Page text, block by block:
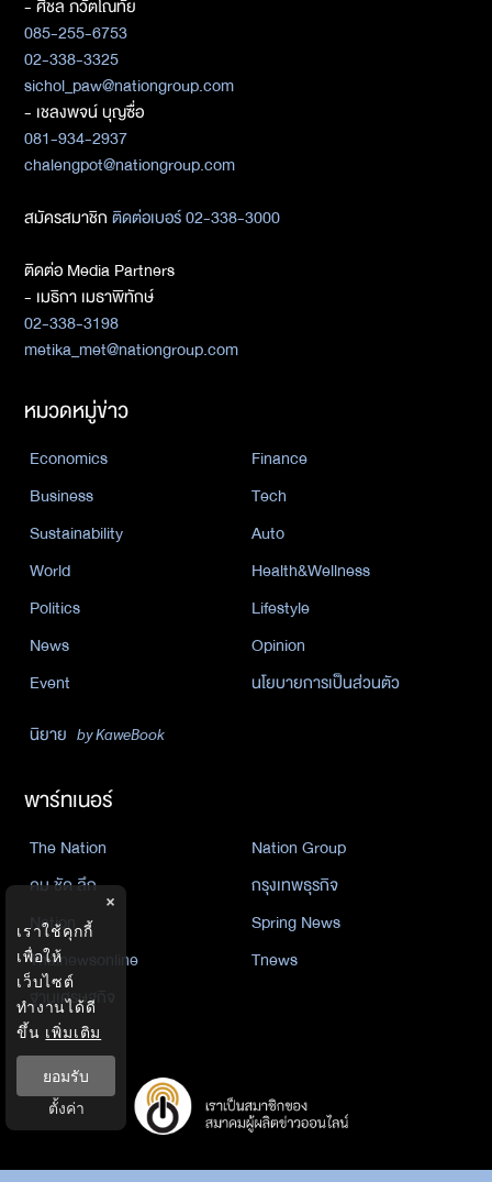
- ศิชล ภวัตโณทัย
085-255-6753
02-338-3325
sichol_paw@nationgroup.com
- เชลงพจน์ บุญซื่อ
081-934-2937
chalengpot@nationgroup.com
สมัครสมาชิกติดต่อเบอร์ 02-338-3000
ติดต่อ Media Partners
- เมธิกา เมธาพิทักษ์
02-338-3198
metika_met@nationgroup.com
หมวดหมู่ข่าว
Economics
Finance
Business
Tech
Sustainability
Auto
World
Health&Wellness
Politics
Lifestyle
News
Opinion
Event
นโยบายการเป็นส่วนตัว
นิยาย by KaweBook
พาร์ทเนอร์
The Nation
Nation Group
คม ชัด ลึก
กรุงเทพธุรกิจ
Nation
Spring News
Thainewsonline
Tnews
ฐานเศรษฐกิจ
×
เราใช้คุกกี้
เพื่อให้
เว็บไซต์
ทำงานได้ดี
ขึ้น เพิ่มเติม
ยอมรับ
ตั้งค่า